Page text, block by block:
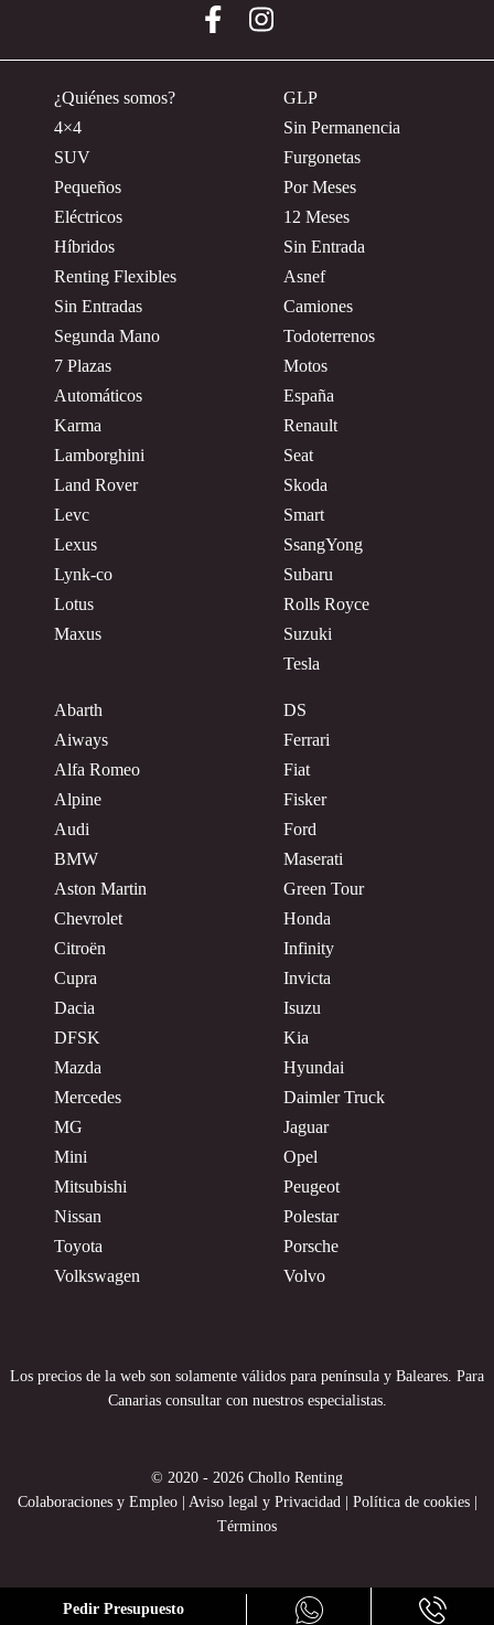
¿Quiénes somos?
4×4
SUV
Pequeños
Eléctricos
Híbridos
Renting Flexibles
Sin Entradas
Segunda Mano
7 Plazas
Automáticos
Karma
Lamborghini
Land Rover
Levc
Lexus
Lynk-co
Lotus
Maxus
Abarth
Aiways
Alfa Romeo
Alpine
Audi
BMW
Aston Martin
Chevrolet
Citroën
Cupra
Dacia
DFSK
Mazda
Mercedes
MG
Mini
Mitsubishi
Nissan
Toyota
Volkswagen
DS
Ferrari
Fiat
Fisker
Ford
Maserati
Green Tour
Honda
Infinity
Invicta
Isuzu
Kia
Hyundai
Daimler Truck
Jaguar
Opel
Peugeot
Polestar
Porsche
Volvo
GLP
Sin Permanencia
Furgonetas
Por Meses
12 Meses
Sin Entrada
Asnef
Camiones
Todoterrenos
Motos
España
Renault
Seat
Skoda
Smart
SsangYong
Subaru
Rolls Royce
Suzuki
Tesla
Los precios de la web son solamente válidos para península y Baleares. Para
Canarias consultar con nuestros especialistas.
© 2020 - 2026 Chollo Renting
Colaboraciones y Empleo| Aviso legal y Privacidad| Política de cookies|
Términos
Pedir Presupuesto